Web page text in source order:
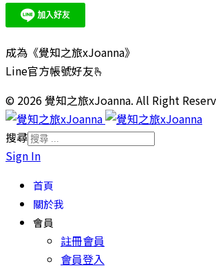
成為《覺知之旅xJoanna》
Line官方帳號好友🫰
© 2026 覺知之旅xJoanna. All Right
搜尋
Sign In
首頁
關於我
會員
註冊會員
會員登入